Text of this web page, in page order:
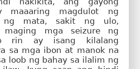
maaaring magdulot ng
ng mata, sakit ng ulo,
mga seizure ng
rin ay isang kilalang
sa mga ibon at manok na
loob ng bahay sa ilalim ng